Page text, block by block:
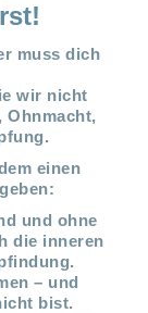
muss dich
wir nicht
Ohnmacht,
einen
und ohne
die inneren
– und
bist.